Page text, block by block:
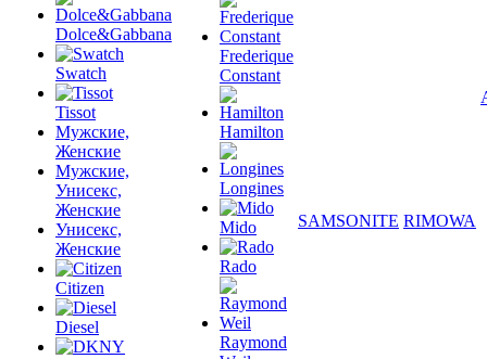
Dolce&Gabbana
Swatch
Tissot
Мужские,
Женские
Мужские,
Унисекс,
Женские
Унисекс,
Женские
Citizen
Diesel
Frederique
Constant
Hamilton
Longines
Mido
Rado
Raymond
SAMSONITE RIMOWA